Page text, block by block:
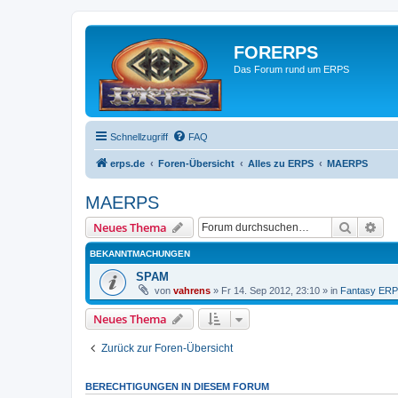
FORERPS
Das Forum rund um ERPS
Schnellzugriff FAQ
erps.de Foren-Übersicht Alles zu ERPS MAERPS
MAERPS
Neues Thema Suche
BEKANNTMACHUNGEN
SPAM
von vahrens » Fr 14. Sep 2012, 23:10 » in Fantasy
Neues Thema
Zurück zur Foren-Übersicht
BERECHTIGUNGEN IN DIESEM FORUM